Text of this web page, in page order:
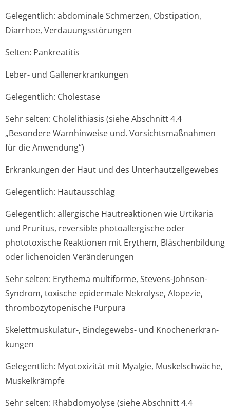
Gelegentlich: abdominale Schmerzen, Obstipation,
Diarrhoe, Verdauungsstörungen
Selten: Pankreatitis
Leber- und Gallenerkrankungen
Gelegentlich: Cholestase
Sehr selten: Cholelithiasis (siehe Abschnitt 4.4
„Besondere Warnhinweise und. Vorsichtsmaßnahmen
für die Anwendung“)
Erkrankungen der Haut und des Unterhautzellge­webes
Gelegentlich: Hautausschlag
Gelegentlich: allergische Hautreaktionen wie Urtikaria
und Pruritus, reversible photoallergische oder
phototoxische Reaktionen mit Erythem, Bläschenbildung
oder lichenoiden Veränderungen
Sehr selten: Erythema multiforme, Stevens-Johnson-
Syndrom, toxische epidermale Nekrolyse, Alopezie,
thrombozytopenische Purpura
Skelettmuskulatur-, Bindegewebs- und Knochenerkran­
kungen
Gelegentlich: Myotoxizität mit Myalgie, Muskelschwäche,
Muskelkrämpfe
Sehr selten: Rhabdomyolyse (siehe Abschnitt 4.4